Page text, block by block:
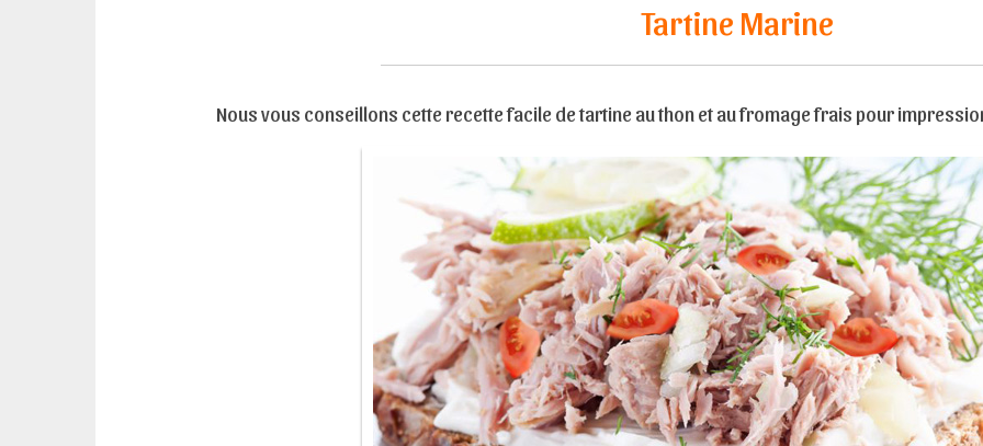
Tartine Marine
Nous vous conseillons cette recette facile de tartine au thon et au fromage frais pour